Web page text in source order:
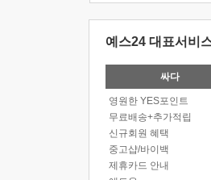
예스24 대표서비
싸다
영원한 YES포인트
무료배송+추가적립
신규회원 혜택
중고샵/바이백
제휴카드 안내